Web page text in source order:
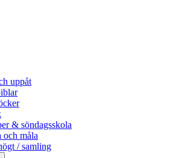
uppåt
& söndagsskola
och måla
/ samling